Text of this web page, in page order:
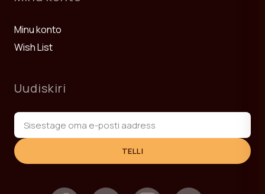
Minu konto
Wish List
Uudiskiri
TELLI